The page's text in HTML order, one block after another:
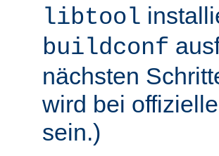
libtool
buildconf
nächsten
wird bei
sein.)